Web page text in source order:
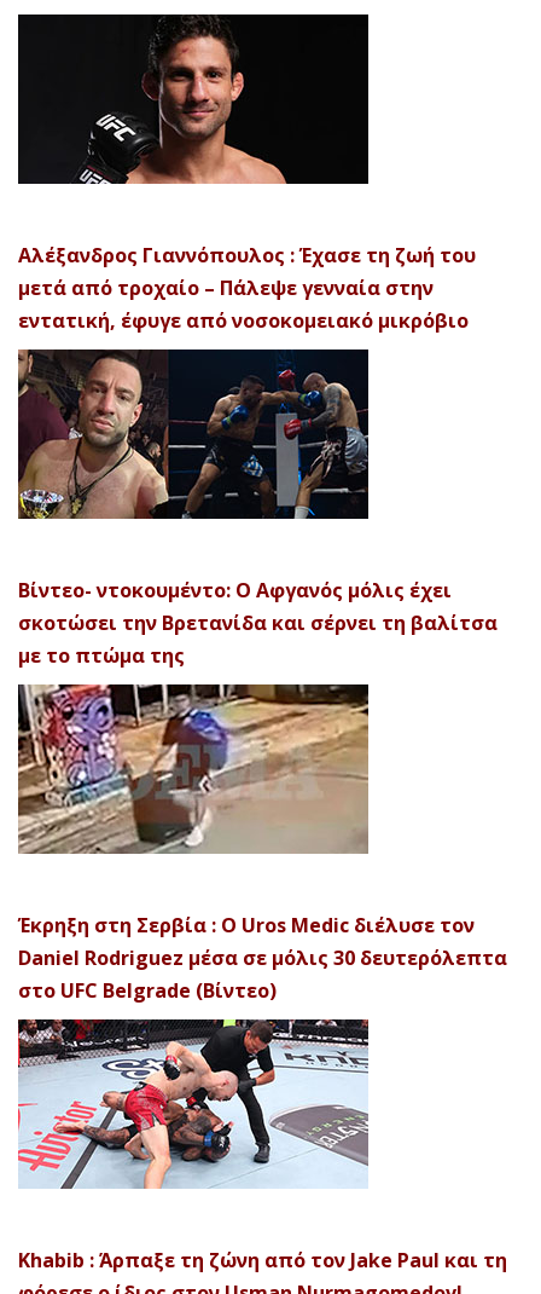
Αλέξανδρος Γιαννόπουλος : Έχασε τη ζωή του
μετά από τροχαίο – Πάλεψε γενναία στην
εντατική, έφυγε από νοσοκομειακό μικρόβιο
Βίντεο- ντοκουμέντο: Ο Αφγανός μόλις έχει
σκοτώσει την Βρετανίδα και σέρνει τη βαλίτσα
με το πτώμα της
Έκρηξη στη Σερβία : Ο Uros Medic διέλυσε τον
Daniel Rodriguez μέσα σε μόλις 30 δευτερόλεπτα
στο UFC Belgrade (Βίντεο)
Khabib : Άρπαξε τη ζώνη από τον Jake Paul και τη